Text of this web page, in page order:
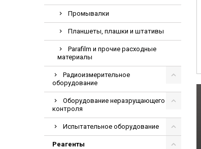
Промывалки
Планшеты, плашки и штативы
Parafilm и прочие расходные
материалы
Радиоизмерительное
оборудование
Оборудование неразрущающего
контроля
Испытательное оборудование
Реагенты